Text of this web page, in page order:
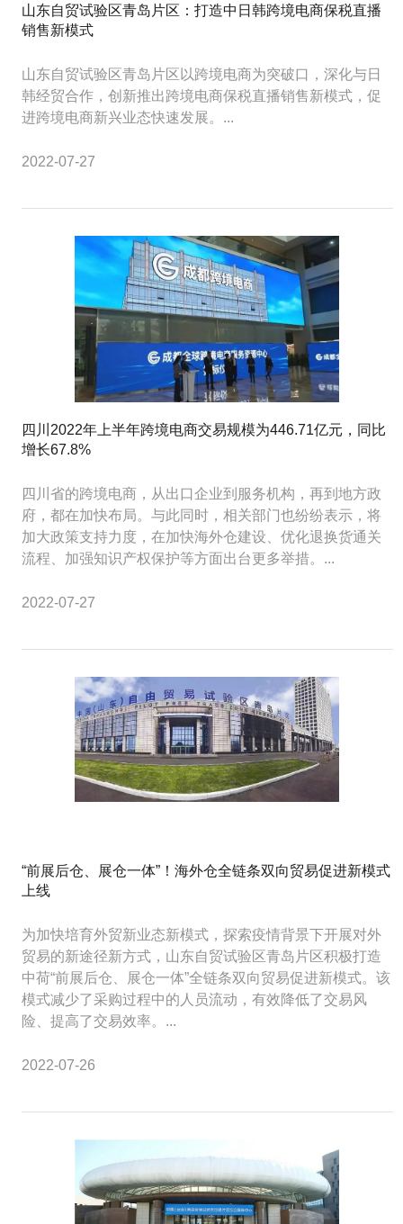
山东自贸试验区青岛片区：打造中日韩跨境电商保税直播
销售新模式
山东自贸试验区青岛片区以跨境电商为突破口，深化与日
韩经贸合作，创新推出跨境电商保税直播销售新模式，促
进跨境电商新兴业态快速发展。...
2022-07-27
四川2022年上半年跨境电商交易规模为446.71亿元，同比
增长67.8%
四川省的跨境电商，从出口企业到服务机构，再到地方政
府，都在加快布局。与此同时，相关部门也纷纷表示，将
加大政策支持力度，在加快海外仓建设、优化退换货通关
流程、加强知识产权保护等方面出台更多举措。...
2022-07-27
“前展后仓、展仓一体”！海外仓全链条双向贸易促进新模式
上线
为加快培育外贸新业态新模式，探索疫情背景下开展对外
贸易的新途径新方式，山东自贸试验区青岛片区积极打造
中荷“前展后仓、展仓一体”全链条双向贸易促进新模式。该
模式减少了采购过程中的人员流动，有效降低了交易风
险、提高了交易效率。...
2022-07-26